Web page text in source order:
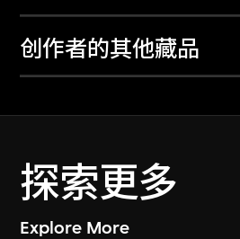
创作者的其他藏品
探索更多
Explore More